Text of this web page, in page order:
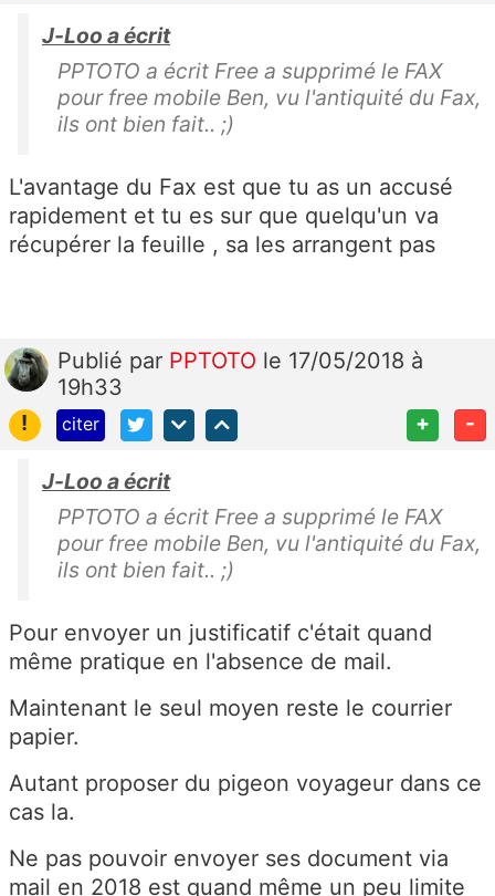
J-Loo a écrit
PPTOTO a écrit Free a supprimé le FAX
pour free mobile Ben, vu l'antiquité du Fax,
ils ont bien fait.. ;)
L'avantage du Fax est que tu as un accusé
rapidement et tu es sur que quelqu'un va
récupérer la feuille , sa les arrangent pas
Publié par PPTOTO le 17/05/2018 à
19h33
!
citer + -
J-Loo a écrit
PPTOTO a écrit Free a supprimé le FAX
pour free mobile Ben, vu l'antiquité du Fax,
ils ont bien fait.. ;)
Pour envoyer un justificatif c'était quand
même pratique en l'absence de mail.
Maintenant le seul moyen reste le courrier
papier.
Autant proposer du pigeon voyageur dans ce
cas la.
Ne pas pouvoir envoyer ses document via
mail en 2018 est quand même un peu limite